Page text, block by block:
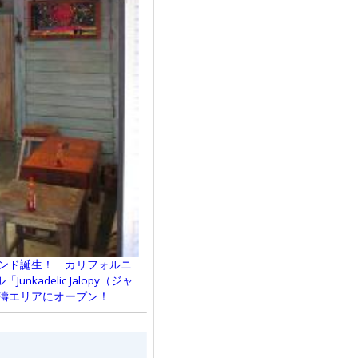
ド誕生！ カリフォルニ
Junkadelic Jalopy（ジャ
エリアにオープン！